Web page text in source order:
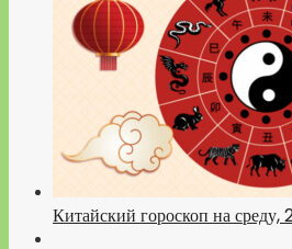
Китайский гороскоп на среду,